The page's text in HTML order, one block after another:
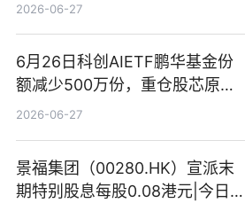
2026-06-27
6月26日科创AIETF鹏华基金份
额减少500万份，重仓股芯原股
份、寒武纪、澜起科技 观速讯
2026-06-27
景福集团（00280.HK）宣派末
期特别股息每股0.08港元|今日快